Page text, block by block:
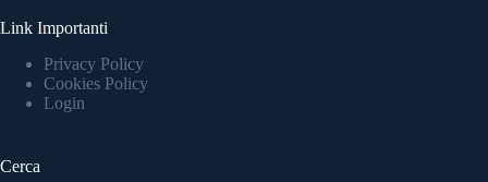
Link Importanti
Privacy Policy
Cookies Policy
Login
Cerca